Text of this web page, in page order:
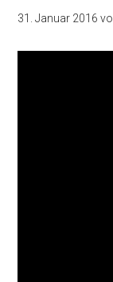
31. Januar 2016